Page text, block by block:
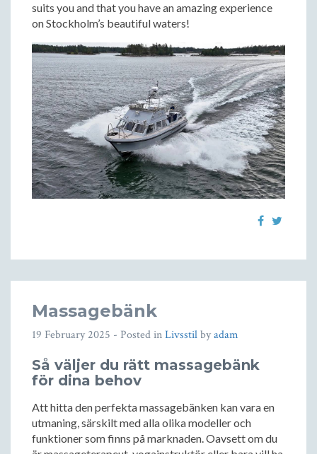
suits you and that you have an amazing experience
on Stockholm’s beautiful waters!
Massagebänk
19 February 2025 - Posted inLivsstilbyadam
Så väljer du rätt massagebänk
för dina behov
Att hitta den perfekta massagebänken kan vara en
utmaning, särskilt med alla olika modeller och
funktioner som finns på marknaden. Oavsett om du